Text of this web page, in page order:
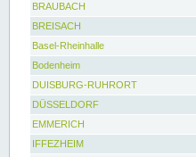
BRAUBACH
BREISACH
Basel-Rheinhalle
Bodenheim
DUISBURG-RUHRORT
DÜSSELDORF
EMMERICH
IFFEZHEIM